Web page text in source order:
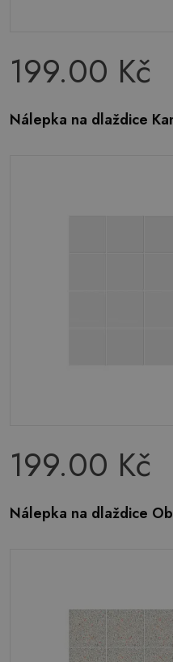
199.00 Kč
Nálepka na dlaždice
199.00 Kč
Nálepka na dlaždice